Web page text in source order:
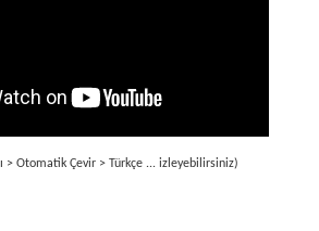
> Otomatik Çevir > Türkçe ... izleyebilirsiniz)